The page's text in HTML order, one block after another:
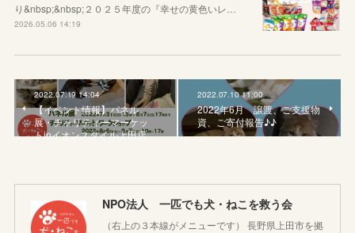
り&nbsp;&nbsp;２０２５年度の『幸せの黄色いレ…
2026.05.06 14:19
2022.07.19 14:04
【イベント情報】パネル
展・チャリティーマーケッ
トinイオンスタイル上田店
2022.07.10 11:00
2022年6月 譲渡、ご支援物
資、ご寄付報告♪♪
NPO法人 一匹でも犬・ねこを救う会
（右上の３本線がメニューです） 長野県上田市を拠